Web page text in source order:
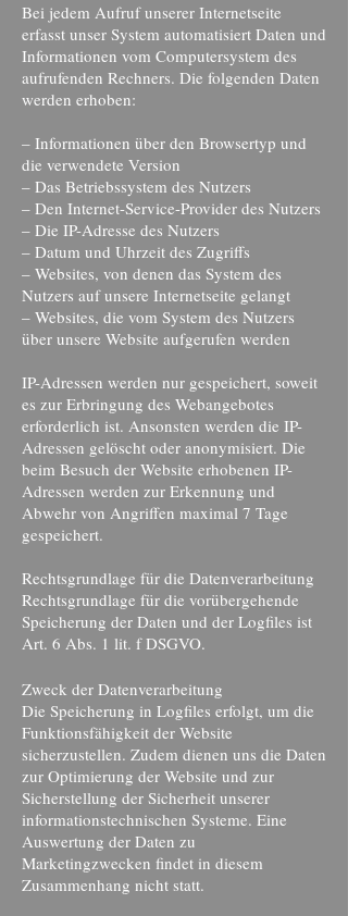
Bei jedem Aufruf unserer Internetseite
erfasst unser System automatisiert Daten und
Informationen vom Computersystem des
aufrufenden Rechners. Die folgenden Daten
werden erhoben:
– Informationen über den Browsertyp und
die verwendete Version
– Das Betriebssystem des Nutzers
– Den Internet-Service-Provider des Nutzers
– Die IP-Adresse des Nutzers
– Datum und Uhrzeit des Zugriffs
– Websites, von denen das System des
Nutzers auf unsere Internetseite gelangt
– Websites, die vom System des Nutzers
über unsere Website aufgerufen werden
IP-Adressen werden nur gespeichert, soweit
es zur Erbringung des Webangebotes
erforderlich ist. Ansonsten werden die IP-
Adressen gelöscht oder anonymisiert. Die
beim Besuch der Website erhobenen IP-
Adressen werden zur Erkennung und
Abwehr von Angriffen maximal 7 Tage
gespeichert.
Rechtsgrundlage für die Datenverarbeitung
Rechtsgrundlage für die vorübergehende
Speicherung der Daten und der Logfiles ist
Art. 6 Abs. 1 lit. f DSGVO.
Zweck der Datenverarbeitung
Die Speicherung in Logfiles erfolgt, um die
Funktionsfähigkeit der Website
sicherzustellen. Zudem dienen uns die Daten
zur Optimierung der Website und zur
Sicherstellung der Sicherheit unserer
informationstechnischen Systeme. Eine
Auswertung der Daten zu
Marketingzwecken findet in diesem
Zusammenhang nicht statt.